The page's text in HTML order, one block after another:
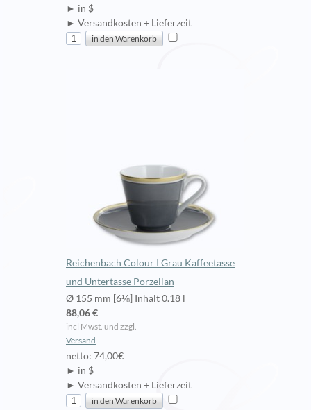
► in $
► Versandkosten + Lieferzeit
Reichenbach Colour I Grau Kaffeetasse
und Untertasse Porzellan
Ø 155 mm [6⅛] Inhalt 0.18 l
88,06 €
incl Mwst. und zzgl.
Versand
netto: 74,00€
► in $
► Versandkosten + Lieferzeit